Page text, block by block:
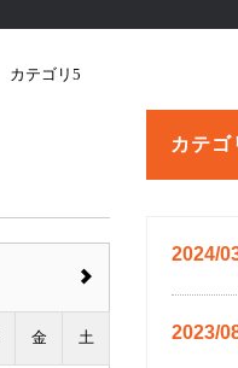
カテゴリ5
カテゴ
2024/
2023/
金 土